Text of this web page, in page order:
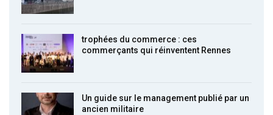
trophées du commerce : ces
commerçants qui réinventent Rennes
Un guide sur le management publié par un
ancien militaire